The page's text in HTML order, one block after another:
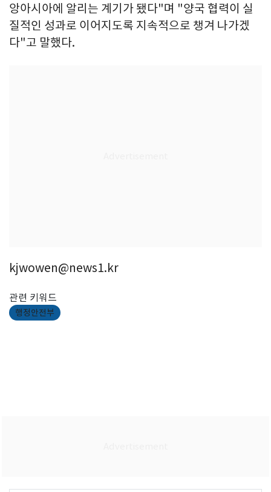
앙아시아에 알리는 계기가 됐다"며 "양국 협력이 실
질적인 성과로 이어지도록 지속적으로 챙겨 나가겠
다"고 말했다.
kjwowen@news1.kr
관련 키워드
행정안전부